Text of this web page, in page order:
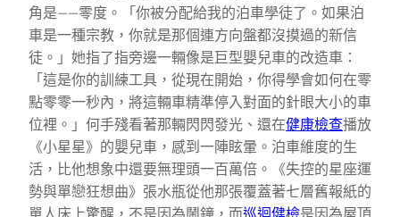
角是——零度。「你被分配給我的泊車學徒了。如果泊
車是一種宗教，你就是那個連方向盤都沒摸過的新信
徒。」她指了指旁邊一輛像是巨型嬰兒車的改造車：
「這是你的訓練工具，從現在開始，你得學會如何在零
點零零一秒內，將這輛車精準停入對面的針眼大小的車
位裡。」何手殘看著那輛閃閃發光、還在健康檢查播放
《小星星》的嬰兒車，感到一陣眩暈。泊車維度的生
活，比他想象中還要無理頭一百萬倍。《失控的星座運
勢與單戀狂想曲》張水瓶從他那張覆蓋著七層舊報紙的